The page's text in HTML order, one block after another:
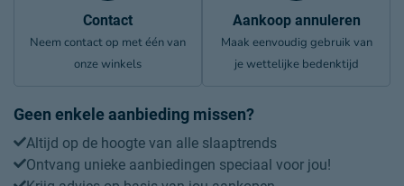
Contact
Neem contact op met één van
onze winkels
Aankoop annuleren
Maak eenvoudig gebruik van
je wettelijke bedenktijd
Geen enkele aanbieding missen?
Altijd op de hoogte van alle slaaptrends
Ontvang unieke aanbiedingen speciaal voor jou!